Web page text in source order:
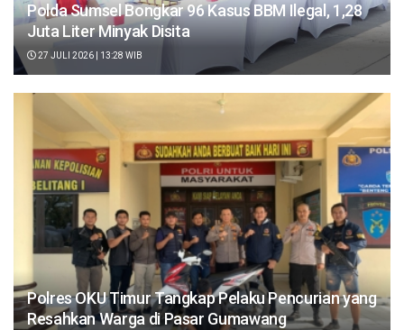
Polda Sumsel Bongkar 96 Kasus BBM Ilegal, 1,28
Juta Liter Minyak Disita
27 JULI 2026 | 13:28 WIB
Polres OKU Timur Tangkap Pelaku Pencurian yang
Resahkan Warga di Pasar Gumawang